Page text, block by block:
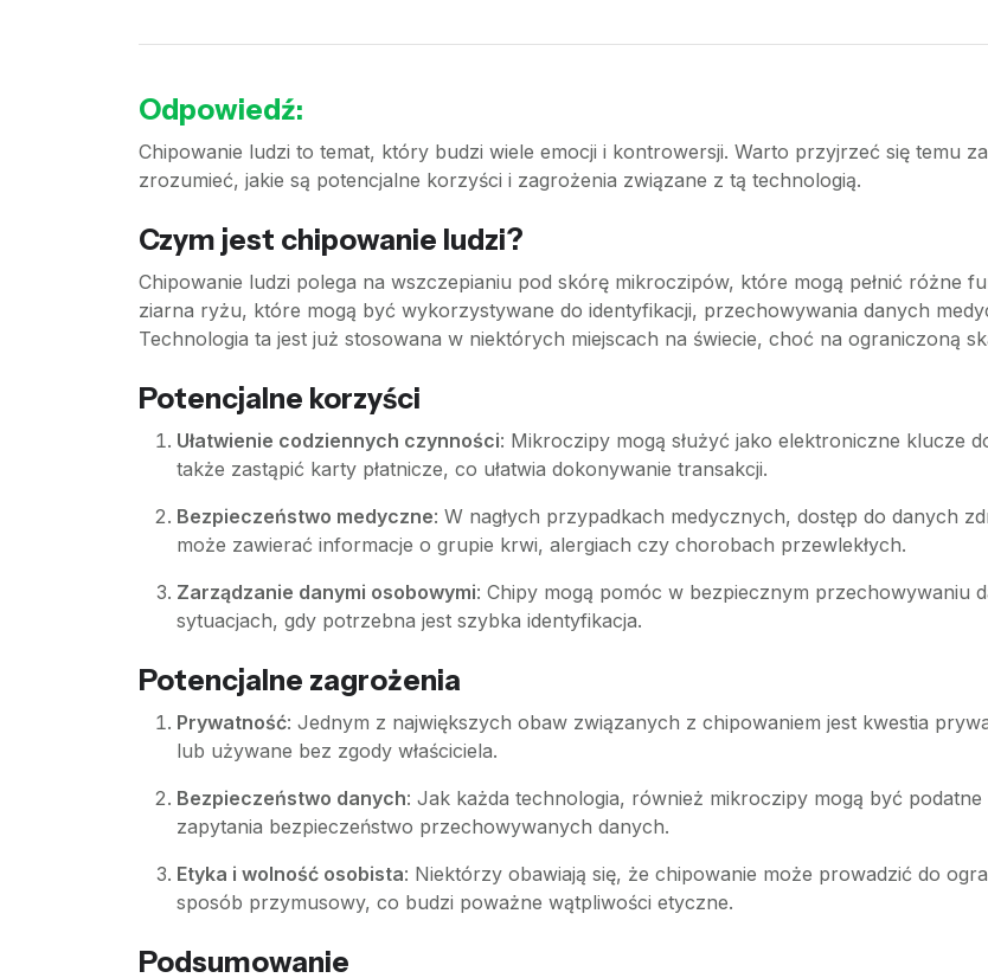
Odpowiedź:
Chipowanie ludzi to temat, który budzi wiele emocji i kontrowersji. Warto przyjrzeć się temu
zrozumieć, jakie są potencjalne korzyści i zagrożenia związane z tą technologią.
Czym jest chipowanie ludzi?
Chipowanie ludzi polega na wszczepianiu pod skórę mikroczipów, które mogą pełnić różne
ziarna ryżu, które mogą być wykorzystywane do identyfikacji, przechowywania danych
Technologia ta jest już stosowana w niektórych miejscach na świecie, choć na ograniczoną
Potencjalne korzyści
Ułatwienie codziennych czynności: Mikroczipy mogą służyć jako elektroniczne klucze
także zastąpić karty płatnicze, co ułatwia dokonywanie transakcji.
Bezpieczeństwo medyczne: W nagłych przypadkach medycznych, dostęp do danych
może zawierać informacje o grupie krwi, alergiach czy chorobach przewlekłych.
Zarządzanie danymi osobowymi: Chipy mogą pomóc w bezpiecznym
sytuacjach, gdy potrzebna jest szybka identyfikacja.
Potencjalne zagrożenia
Prywatność: Jednym z największych obaw związanych z chipowaniem jest kwestia
lub używane bez zgody właściciela.
Bezpieczeństwo danych: Jak każda technologia, również mikroczipy mogą być
zapytania bezpieczeństwo przechowywanych danych.
Etyka i wolność osobista: Niektórzy obawiają się, że chipowanie może prowadzić do
sposób przymusowy, co budzi poważne wątpliwości etyczne.
Podsumowanie